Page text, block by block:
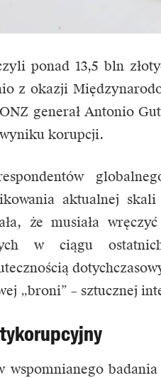
ponad 13,5 bln
z okazji
generał Antonio
wyniku korupcji.
aktualnej
że musiała
w ciągu
„broni” – sztucznej
wspomnianego